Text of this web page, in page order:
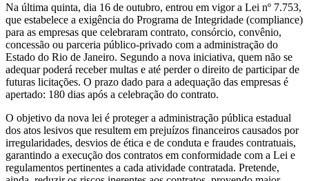
Na última quinta, dia 16 de outubro, entrou em vigor a Lei nº 7.753,
que estabelece a exigência do Programa de Integridade (compliance)
para as empresas que celebraram contrato, consórcio, convênio,
concessão ou parceria público-privado com a administração do
Estado do Rio de Janeiro. Segundo a nova iniciativa, quem não se
adequar poderá receber multas e até perder o direito de participar de
futuras licitações. O prazo dado para a adequação das empresas é
apertado: 180 dias após a celebração do contrato.
O objetivo da nova lei é proteger a administração pública estadual
dos atos lesivos que resultem em prejuízos financeiros causados por
irregularidades, desvios de ética e de conduta e fraudes contratuais,
garantindo a execução dos contratos em conformidade com a Lei e
regulamentos pertinentes a cada atividade contratada. Pretende,